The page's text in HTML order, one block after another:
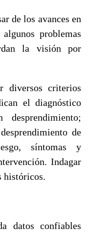
de los avances en
problemas
la visión por
diversos criterios
el diagnóstico
de
síntomas y
Indagar
históricos.
datos confiables